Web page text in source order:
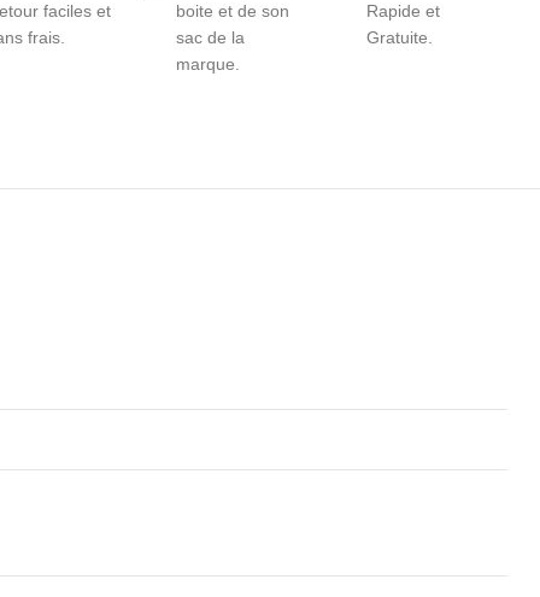
faciles et
frais.
boite et de son
sac de la
marque.
Rapide et
Gratuite.